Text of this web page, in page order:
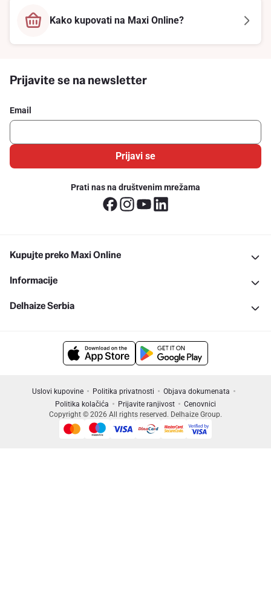
Kako kupovati na Maxi Online?
Prijavite se na newsletter
Email
Prijavi se
Prati nas na društvenim mrežama
Kupujte preko Maxi Online
Informacije
Delhaize Serbia
Uslovi kupovine Politika privatnosti
Objava dokumenata
Politika kolačića
Prijavite ranjivost
Cenovnici
Copyright © 2026 All rights reserved. Delhaize Group.